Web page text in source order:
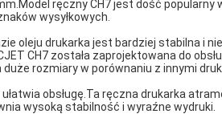
ręczny CH7 jest dość
wysyłkowych.
oleju drukarka jest bardziej stabilna i
CH7 została zaprojektowana do
rozmiary w porównaniu z innymi
obsługę.Ta ręczna drukarka
wysoką stabilność i wyraźne wydruki.